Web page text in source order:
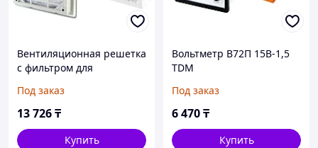
Вентиляционная решетка
с фильтром для
(150 мм)
Под заказ
13 726₸
Купить
Вольтметр В72П 15В-1,5
TDM
Под заказ
6 470₸
Купить